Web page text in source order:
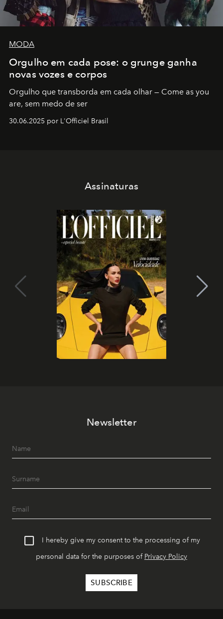
MODA
Orgulho em cada pose: o grunge ganha
novas vozes e corpos
Orgulho que transborda em cada olhar — Come as you
are, sem medo de ser
30.06.2025 por L'Officiel Brasil
Assinaturas
Newsletter
I hereby give my consent to the processing of my
personal data for the purposes of Privacy Policy